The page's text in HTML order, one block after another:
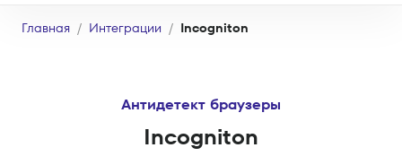
Главная Интеграции Incogniton
Антидетект браузеры
Incogniton